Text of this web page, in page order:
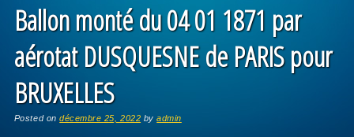
Ballon monté du 04 01 1871 par
aérotat DUSQUESNE de PARIS pour
BRUXELLES
Posted ondécembre 25, 2022 byadmin